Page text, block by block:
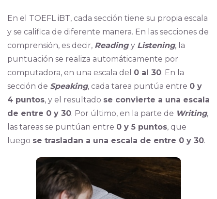
En el TOEFL iBT, cada sección tiene su propia escala
y se califica de diferente manera. En las secciones de
comprensión, es decir, Reading y Listening, la
puntuación se realiza automáticamente por
computadora, en una escala del 0 al 30. En la
sección de Speaking, cada tarea puntúa entre 0 y
4 puntos, y el resultado se convierte a una escala
de entre 0 y 30. Por último, en la parte de Writing,
las tareas se puntúan entre 0 y 5 puntos, que
luego se trasladan a una escala de entre 0 y 30.